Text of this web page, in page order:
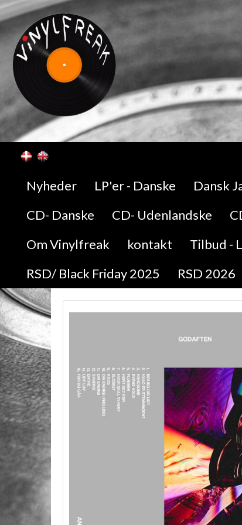
Nyheder LP'er - Danske Dansk
CD- Danske
CD- Udenlandske
Om Vinylfreak
kontakt Tilbud -
RSD/ Black Friday 2025
RSD 2026